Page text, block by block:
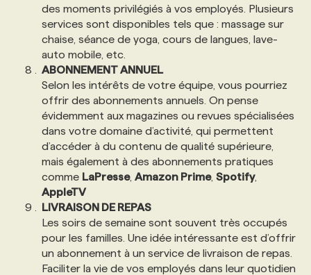
des moments privilégiés à vos employés. Plusieurs
services sont disponibles tels que : massage sur
chaise, séance de yoga, cours de langues, lave-
auto mobile, etc.
ABONNEMENT ANNUEL
Selon les intérêts de votre équipe, vous pourriez
offrir des abonnements annuels. On pense
évidemment aux magazines ou revues spécialisées
dans votre domaine d’activité, qui permettent
d’accéder à du contenu de qualité supérieure,
mais également à des abonnements pratiques
comme LaPresse, Amazon Prime, Spotify,
AppleTV
LIVRAISON DE REPAS
Les soirs de semaine sont souvent très occupés
pour les familles. Une idée intéressante est d’offrir
un abonnement à un service de livraison de repas.
Faciliter la vie de vos employés dans leur quotidien